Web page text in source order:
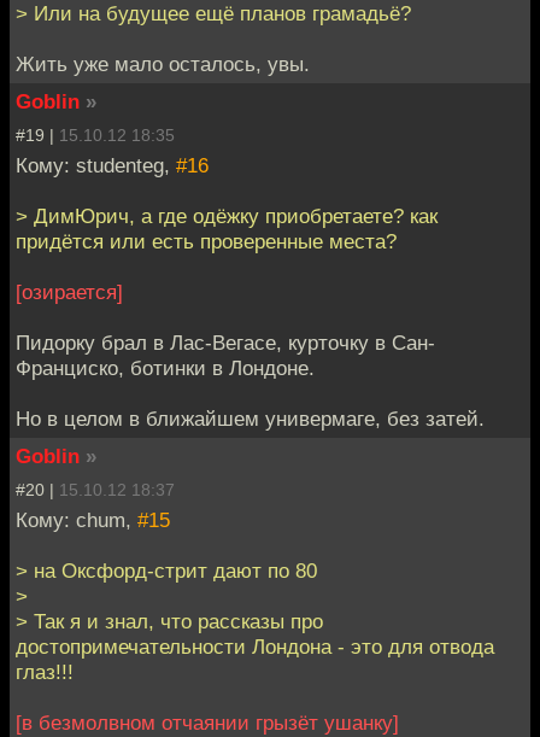
> Или на будущее ещё планов грамадьё?
Жить уже мало осталось, увы.
Goblin »
#19 | 15.10.12 18:35
Кому: studenteg, #16
> ДимЮрич, а где одёжку приобретаете? как
придётся или есть проверенные места?
[озирается]
Пидорку брал в Лас-Вегасе, курточку в Сан-
Франциско, ботинки в Лондоне.
Но в целом в ближайшем универмаге, без затей.
Goblin »
#20 | 15.10.12 18:37
Кому: chum, #15
> на Оксфорд-стрит дают по 80
>
> Так я и знал, что рассказы про
достопримечательности Лондона - это для отвода
глаз!!!
[в безмолвном отчаянии грызёт ушанку]